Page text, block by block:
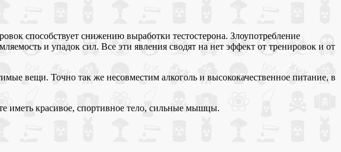
способствует снижению выработки тестостерона. Злоупотребление
и упадок сил. Все эти явления сводят на нет эффект от тренировок и от
вещи. Точно так же несовместим алкоголь и высококачественное питание, в
иметь красивое, спортивное тело, сильные мышцы.